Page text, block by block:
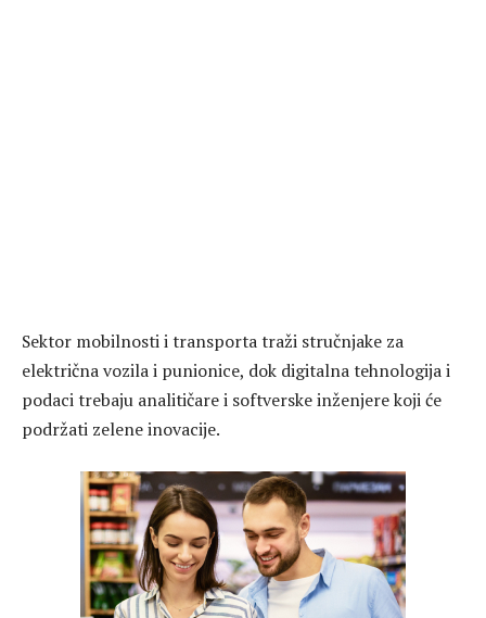
Sektor mobilnosti i transporta traži stručnjake za
električna vozila i punionice, dok digitalna tehnologija i
podaci trebaju analitičare i softverske inženjere koji će
podržati zelene inovacije.